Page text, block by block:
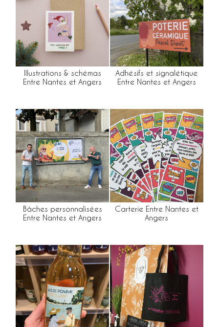
Illustrations & schémas
Entre Nantes et Angers
Adhésifs et signalétique
Entre Nantes et Angers
Bâches personnalisées
Entre Nantes et Angers
Carterie Entre Nantes et
Angers